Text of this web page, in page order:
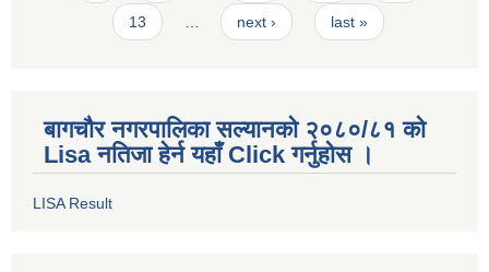
13 … next › last »
बागचौर नगरपालिका सल्यानको २०८०/८१ को
Lisa नतिजा हेर्न यहाँ Click गर्नुहोस ।
LISA Result